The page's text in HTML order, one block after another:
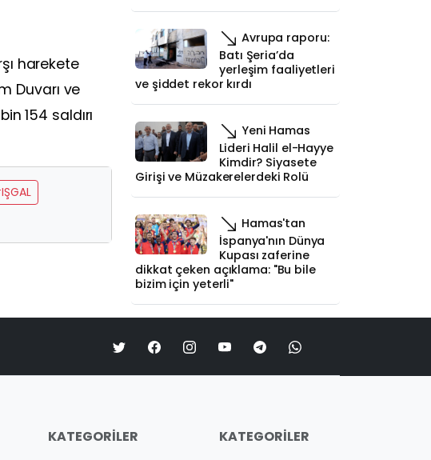
harekete
Duvarı ve
154 saldırı
Avrupa raporu:
Batı Şeria’da
yerleşim faaliyetleri
ve şiddet rekor kırdı
Yeni Hamas
Lideri Halil el-Hayye
Kimdir? Siyasete
Girişi ve Müzakerelerdeki Rolü
Hamas'tan
İspanya'nın Dünya
Kupası zaferine
dikkat çeken açıklama: "Bu bile
bizim için yeterli"
KATEGORILER KATEGORILER